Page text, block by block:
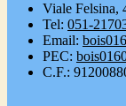
Viale Felsina,
Tel: 051-
Email:
PEC:
C.F.: